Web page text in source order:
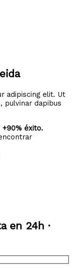
adipiscing elit. Ut
pulvinar dapibus
+90% éxito.
en 24h ·